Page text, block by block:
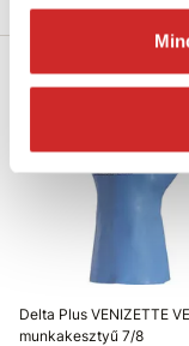
Delta Plus VENIZETTE
munkakesztyű 7/8